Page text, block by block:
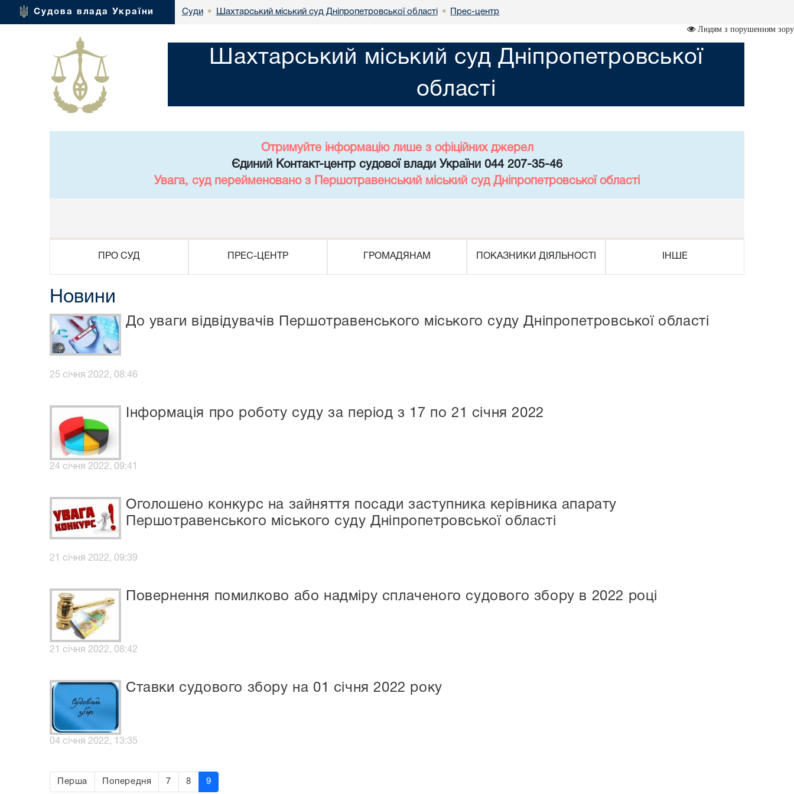
Судова влада України Суди • Шахтарський міський суд Дніпропетровської області • Прес-центр
Людям з порушенням зору
Шахтарський міський суд Дніпропетровської
області
Отримуйте інформацію лише з офіційних джерел
Єдиний Контакт-центр судової влади України 044 207-35-46
Увага, суд перейменовано з Першотравенський міський суд Дніпропетровської області
ПРО СУД ПРЕС-ЦЕНТР ГРОМАДЯНАМ ПОКАЗНИКИ ДІЯЛЬНОСТІ ІНШЕ
Новини
До уваги відвідувачів Першотравенського міського суду Дніпропетровської області
25 січня 2022, 08:46
Інформація про роботу суду за період з 17 по 21 січня 2022
24 січня 2022, 09:41
Оголошено конкурс на зайняття посади заступника керівника апарату
Першотравенського міського суду Дніпропетровської області
21 січня 2022, 09:39
Повернення помилково або надміру сплаченого судового збору в 2022 році
21 січня 2022, 08:42
Ставки судового збору на 01 січня 2022 року
04 січня 2022, 13:35
Перша Попередня 7 8 9